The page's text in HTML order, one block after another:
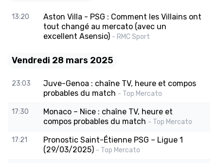
13:20
Aston Villa - PSG : Comment les Villains ont
tout changé au mercato (avec un
excellent Asensio) - RMC Sport
Vendredi 28 mars 2025
23:03
Juve-Genoa : chaîne TV, heure et compos
probables du match - Top Mercato
17:30
Monaco – Nice : chaîne TV, heure et
compos probables du match - Top Mercato
17:21
Pronostic Saint-Étienne PSG – Ligue 1
(29/03/2025) - Top Mercato